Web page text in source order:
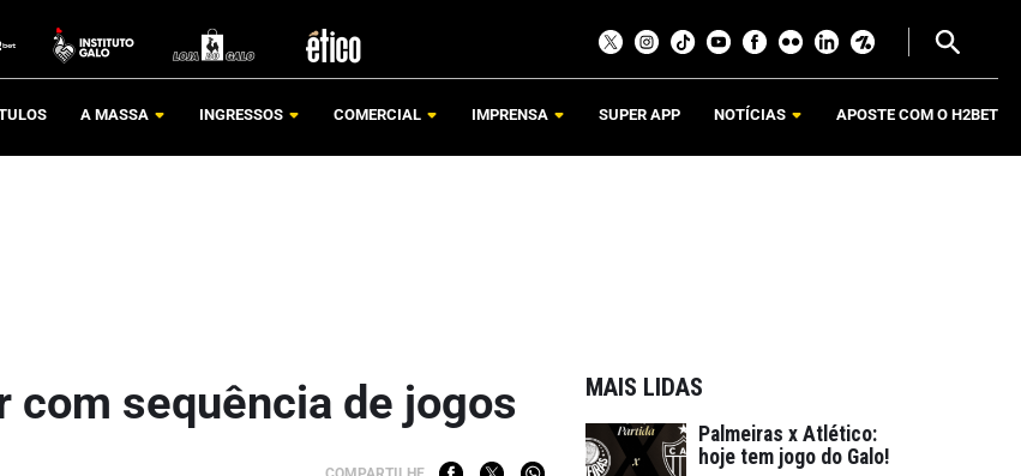
A MASSA INGRESSOS COMERCIAL IMPRENSA SUPER APP NOTÍCIAS APOSTE COM O H2BET
com sequência de jogos MAIS LIDAS
Palmeiras x Atlético:
hoje tem jogo do Galo!